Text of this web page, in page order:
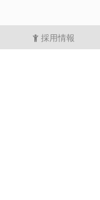
採用情報